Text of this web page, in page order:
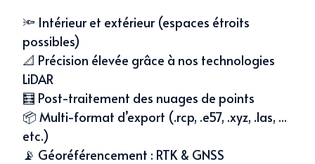
🔦 Intérieur et extérieur (espaces étroits
possibles)
📐 Précision élevée grâce à nos technologies
LiDAR
🧮 Post-traitement des nuages de points
📦 Multi-format d’export (.rcp, .e57, .xyz, .las, ...
etc.)
📡 Géoréférencement : RTK & GNSS